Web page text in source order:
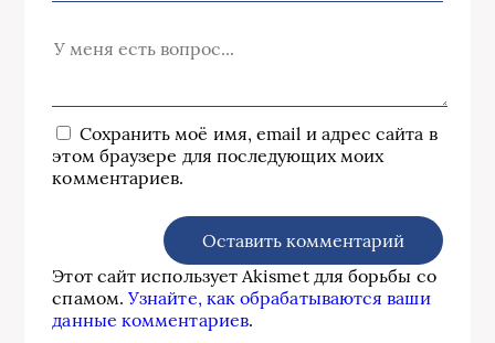
Сохранить моё имя, email и адрес сайта в
этом браузере для последующих моих
комментариев.
Этот сайт использует Akismet для борьбы со
спамом.Узнайте, как обрабатываются ваши
данные комментариев.